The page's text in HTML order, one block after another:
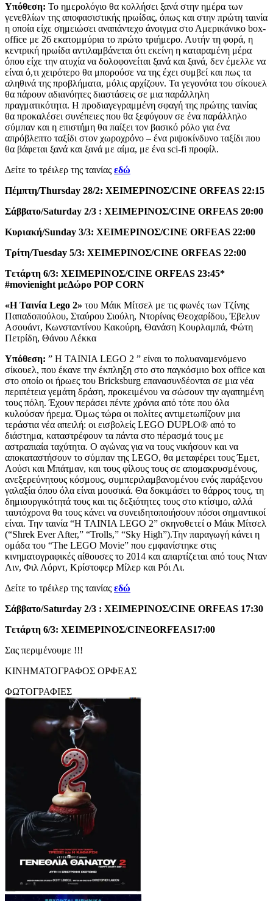
Υπόθεση: Το ημερολόγιο θα κολλήσει ξανά στην ημέρα των
γενεθλίων της αποφασιστικής ηρωίδας, όπως και στην πρώτη ταινία
η οποία είχε σημειώσει αναπάντεχο άνοιγμα στο Αμερικάνικο box-
office με 26 εκατομμύρια το πρώτο τριήμερο. Αυτήν τη φορά, η
κεντρική ηρωίδα αντιλαμβάνεται ότι εκείνη η καταραμένη μέρα
όπου είχε την ατυχία να δολοφονείται ξανά και ξανά, δεν έμελλε να
είναι ό,τι χειρότερο θα μπορούσε να της έχει συμβεί και πως τα
αληθινά της προβλήματα, μόλις αρχίζουν. Τα γεγονότα του σίκουελ
θα πάρουν αδιανόητες διαστάσεις σε μια παράλληλη
πραγματικότητα. Η προδιαγεγραμμένη σφαγή της πρώτης ταινίας
θα προκαλέσει συνέπειες που θα ξεφύγουν σε ένα παράλληλο
σύμπαν και η επιστήμη θα παίξει τον βασικό ρόλο για ένα
απρόβλεπτο ταξίδι στον χωροχρόνο – ένα ριψοκίνδυνο ταξίδι που
θα βάφεται ξανά και ξανά με αίμα, με ένα sci-fi προφίλ.
Δείτε το τρέιλερ της ταινίας εδώ
Πέμπτη/Thursday 28/2: ΧΕΙΜΕΡΙΝΟΣ/CINE ORFEAS 22:15
Σάββατο/Saturday 2/3 : ΧΕΙΜΕΡΙΝΟΣ/CINE ORFEAS 20:00
Κυριακή/Sunday 3/3: ΧΕΙΜΕΡΙΝΟΣ/CINE ORFEAS 22:00
Tρίτη/Tuesday 5/3: ΧΕΙΜΕΡΙΝΟΣ/CINE ORFEAS 22:00
Tετάρτη 6/3: ΧΕΙΜΕΡΙΝΟΣ/CINE ORFEAS 23:45*
#movienight μεΔώρο POP CORN
«Η Ταινία Lego 2» του Mάικ Μίτσελ με τις φωνές των Τζίνης
Παπαδοπούλου, Σταύρου Σιούλη, Ντορίνας Θεοχαρίδου, Έβελυν
Ασουάντ, Κωνσταντίνου Κακούρη, Θανάση Κουρλαμπά, Φώτη
Πετρίδη, Θάνου Λέκκα
Υπόθεση: ” H TAINIA LEGO 2 ” είναι το πολυαναμενόμενο
σίκουελ, που έκανε την έκπληξη στο στο παγκόσμιο box office και
στο οποίο οι ήρωες του Bricksburg επανασυνδέονται σε μια νέα
περιπέτεια γεμάτη δράση, προκειμένου να σώσουν την αγαπημένη
τους πόλη. Έχουν περάσει πέντε χρόνια από τότε που όλα
κυλούσαν ήρεμα. Όμως τώρα οι πολίτες αντιμετωπίζουν μια
τεράστια νέα απειλή: οι εισβολείς LEGO DUPLO® από το
διάστημα, καταστρέφουν τα πάντα στο πέρασμά τους με
αστραπιαία ταχύτητα. Ο αγώνας για να τους νικήσουν και να
αποκαταστήσουν το σύμπαν της LEGO, θα μεταφέρει τους Έμετ,
Λούσι και Μπάτμαν, και τους φίλους τους σε απομακρυσμένους,
ανεξερεύνητους κόσμους, συμπεριλαμβανομένου ενός παράξενου
γαλαξία όπου όλα είναι μουσικά. Θα δοκιμάσει το θάρρος τους, τη
δημιουργικότητά τους και τις δεξιότητες τους στο κτίσιμο, αλλά
ταυτόχρονα θα τους κάνει να συνειδητοποιήσουν πόσοι σημαντικοί
είναι. Την ταινία “H TAINIA LEGO 2” σκηνοθετεί ο Μάικ Μίτσελ
(“Shrek Ever After,” “Trolls,” “Sky High”).Την παραγωγή κάνει η
ομάδα του “The LEGO Movie” που εμφανίστηκε στις
κινηματογραφικές αίθουσες το 2014 και απαρτίζεται από τους Νταν
Λιν, Φιλ Λόρντ, Κρίστοφερ Μίλερ και Ρόι Λι.
Δείτε το τρέιλερ της ταινίας εδώ
Σάββατο/Saturday 2/3 : ΧΕΙΜΕΡΙΝΟΣ/CINE ORFEAS 17:30
Tετάρτη 6/3: ΧΕΙΜΕΡΙΝΟΣ/CINEORFEAS17:00
Σας περιμένουμε !!!
ΚΙΝΗΜΑΤΟΓΡΑΦΟΣ ΟΡΦΕΑΣ
ΦΩΤΟΓΡΑΦΙΕΣ